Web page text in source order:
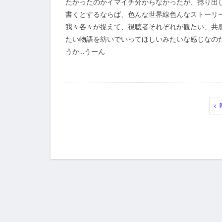
たかったのかイマイチ分からなかったが、捻り出
書くとするならば、色んな世界線色んなストーリ
我々各々が捉えて、視聴者それぞれが観たい、共
たい物語を紡いでいってほしいみたいな感じなの
うか…うーん